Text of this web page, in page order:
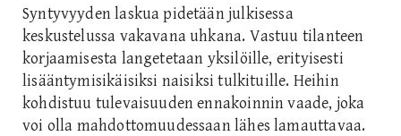
Syntyvyyden laskua pidetään julkisessa
keskustelussa vakavana uhkana. Vastuu tilanteen
korjaamisesta langetetaan yksilöille, erityisesti
lisääntymisikäisiksi naisiksi tulkituille. Heihin
kohdistuu tulevaisuuden ennakoinnin vaade, joka
voi olla mahdottomuudessaan lähes lamauttavaa.